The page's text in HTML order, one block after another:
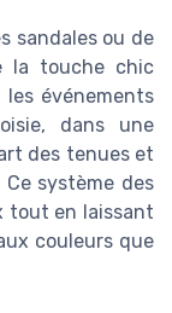
sandales ou de
la touche chic
événements
dans une
des tenues et
système des
tout en laissant
couleurs que